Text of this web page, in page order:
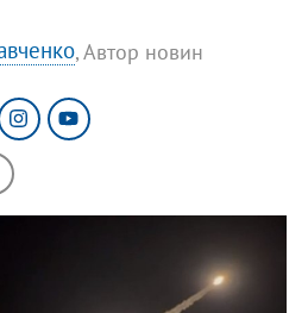
, Автор новин